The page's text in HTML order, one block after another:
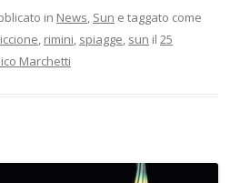
in News Sun e taggato come
rimini spiagge sun il 25
Marchetti